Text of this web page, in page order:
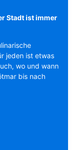
Stadt ist immer
jeden ist etwas
wo und wann
bis nach